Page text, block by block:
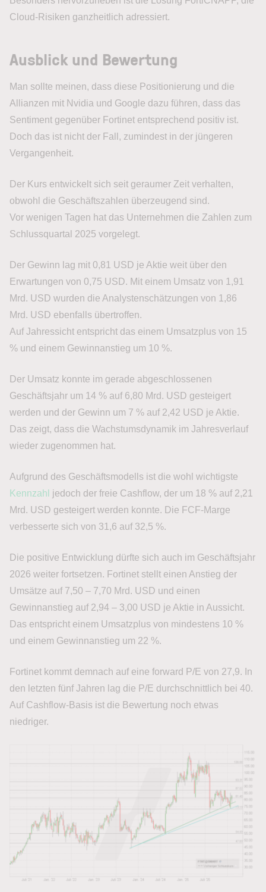
Cloud-Risiken ganzheitlich adressiert.
Ausblick und Bewertung
Man sollte meinen, dass diese Positionierung und die
Allianzen mit Nvidia und Google dazu führen, dass das
Sentiment gegenüber Fortinet entsprechend positiv ist.
Doch das ist nicht der Fall, zumindest in der jüngeren
Vergangenheit.
Der Kurs entwickelt sich seit geraumer Zeit verhalten,
obwohl die Geschäftszahlen überzeugend sind.
Vor wenigen Tagen hat das Unternehmen die Zahlen zum
Schlussquartal 2025 vorgelegt.
Der Gewinn lag mit 0,81 USD je Aktie weit über den
Erwartungen von 0,75 USD. Mit einem Umsatz von 1,91
Mrd. USD wurden die Analystenschätzungen von 1,86
Mrd. USD ebenfalls übertroffen.
Auf Jahressicht entspricht das einem Umsatzplus von 15
% und einem Gewinnanstieg um 10 %.
Der Umsatz konnte im gerade abgeschlossenen
Geschäftsjahr um 14 % auf 6,80 Mrd. USD gesteigert
werden und der Gewinn um 7 % auf 2,42 USD je Aktie.
Das zeigt, dass die Wachstumsdynamik im Jahresverlauf
wieder zugenommen hat.
Aufgrund des Geschäftsmodells ist die wohl wichtigste
Kennzahl jedoch der freie Cashflow, der um 18 % auf 2,21
Mrd. USD gesteigert werden konnte. Die FCF-Marge
verbesserte sich von 31,6 auf 32,5 %.
Die positive Entwicklung dürfte sich auch im Geschäftsjahr
2026 weiter fortsetzen. Fortinet stellt einen Anstieg der
Umsätze auf 7,50 – 7,70 Mrd. USD und einen
Gewinnanstieg auf 2,94 – 3,00 USD je Aktie in Aussicht.
Das entspricht einem Umsatzplus von mindestens 10 %
und einem Gewinnanstieg um 22 %.
Fortinet kommt demnach auf eine forward P/E von 27,9. In
den letzten fünf Jahren lag die P/E durchschnittlich bei 40.
Auf Cashflow-Basis ist die Bewertung noch etwas
niedriger.